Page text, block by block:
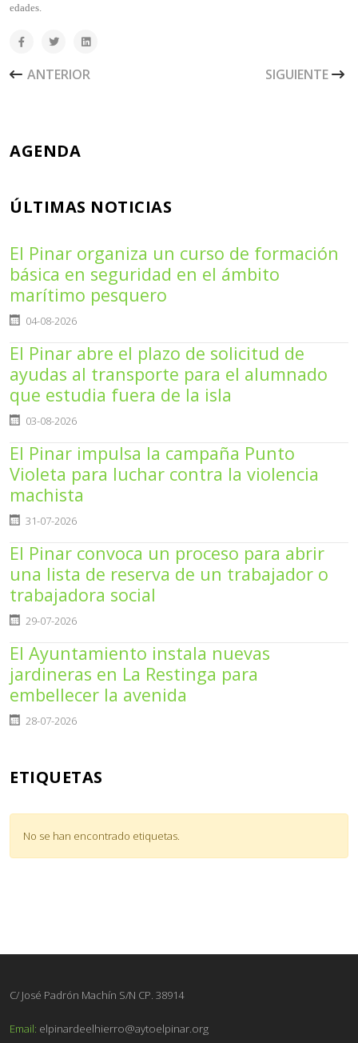
edades.
ARTÍCULO ANTERIOR: EL PINAR IMPULSA UN
ANTERIOR ARTÍCULO
SIGUIENTE
AGENDA
ÚLTIMAS NOTICIAS
El Pinar organiza un curso de formación
básica en seguridad en el ámbito
marítimo pesquero
Detalles
04-08-2026
El Pinar abre el plazo de solicitud de
ayudas al transporte para el alumnado
que estudia fuera de la isla
Detalles
03-08-2026
El Pinar impulsa la campaña Punto
Violeta para luchar contra la violencia
machista
Detalles
31-07-2026
El Pinar convoca un proceso para abrir
una lista de reserva de un trabajador o
trabajadora social
Detalles
29-07-2026
El Ayuntamiento instala nuevas
jardineras en La Restinga para
embellecer la avenida
Detalles
28-07-2026
ETIQUETAS
No se han encontrado etiquetas.
C/ José Padrón Machín S/N CP. 38914
Email: elpinardeelhierro@aytoelpinar.org